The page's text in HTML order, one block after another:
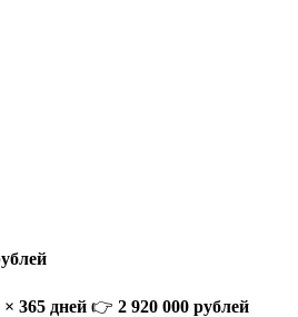
× 365 дней 👉 2 920 000 рублей